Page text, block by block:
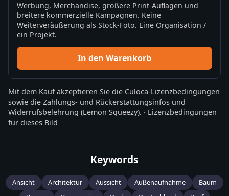
Werbung, Merchandise, größere Print-Auflagen und
breitere kommerzielle Kampagnen. Keine
Weiterveräußerung als Stock-Foto. Eine Organisation /
ein Projekt.
In den Warenkorb
Mit dem Kauf akzeptieren Sie die Culoca-Lizenzbedingungen
sowie die Zahlungs- und Rückerstattungsinfos und
Widerrufsbelehrung (Lemon Squeezy). · Lizenzbedingungen
für dieses Bild
Keywords
Ansicht Architektur Aussicht Außenaufnahme
Baum